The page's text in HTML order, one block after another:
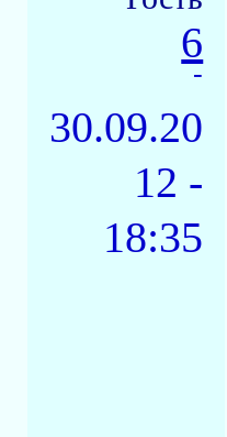
6
-
30.09.20
12 -
18:35